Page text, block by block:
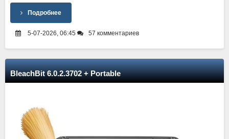
Подробнее
5-07-2026, 06:45 57 комментариев
BleachBit 6.0.2.3702 + Portable